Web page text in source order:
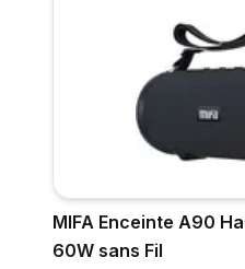
MIFA Enceinte A90
60W sans Fil